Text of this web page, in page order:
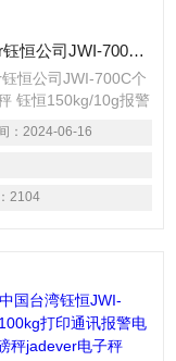
jadever钰恒公司JWI-700C个数电子秤 钰恒150kg/10g报警电子秤
恒公司JWI-700C个
钰恒150kg/10g报警
度达1/15000，内部
。 适用1个荷重
电子秤。 具有单点
点校正之功能，确保
。 自动平均单重功
限三段重量警示，并
记忆功
： 2024-06-16
2104